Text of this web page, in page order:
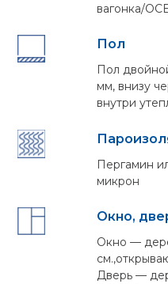
вагонка/
Пергамин
микрон
Пол
Пол
мм, внизу
внутри
Окно,
Окно —
Дверь —